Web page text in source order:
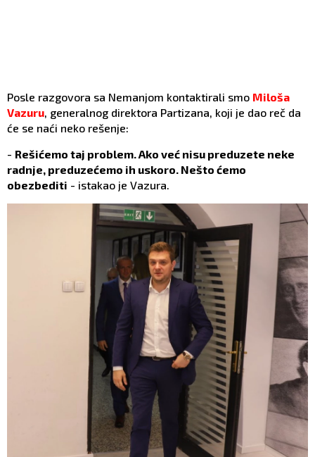
Posle razgovora sa Nemanjom kontaktirali smo Miloša
Vazuru, generalnog direktora Partizana, koji je dao reč da
će se naći neko rešenje:
- Rešićemo taj problem. Ako već nisu preduzete neke
radnje, preduzećemo ih uskoro. Nešto ćemo
obezbediti - istakao je Vazura.